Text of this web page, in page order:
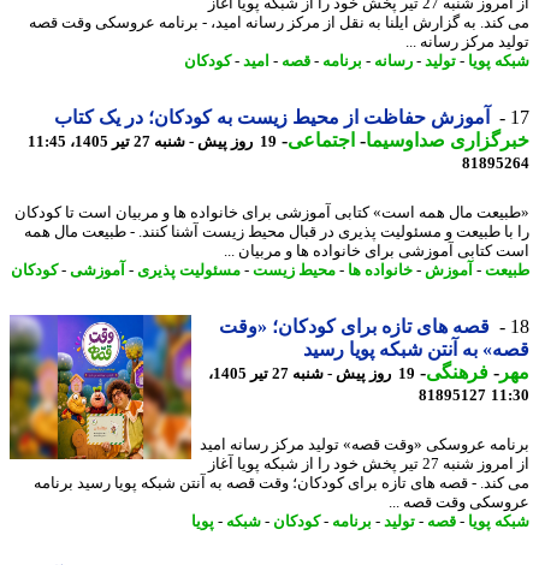
از امروز شنبه 27 تیر پخش خود را از شبکه پویا آغاز
به گزارش ایلنا به نقل از مرکز رسانه امید، - برنامه عروسکی وقت قصه
مرکز رسانه ...
پویا-تولید-رسانه-برنامه -قصه -امید -کودکان
آموزش حفاظت از محیط زیست به کودکان؛ در یک کتاب
صداوسیما-اجتماعی-19 روز پیش - شنبه 27 تیر 1405، 11:45
مال همه است» کتابی آموزشی برای خانواده ها و مربیان است تا کودکان
طبیعت و مسئولیت پذیری در قبال محیط زیست آشنا کنند. - طبیعت مال همه
کتابی آموزشی برای خانواده ها و مربیان ...
-آموزش-خانواده ها- محیط زیست-مسئولیت پذیری- آموزشی -کودکان
قصه های تازه برای کودکان؛ «وقت
به آنتن شبکه پویا رسید
-فرهنگی-
19 روز پیش - شنبه 27 تیر 1405،
81895127
عروسکی «وقت قصه» تولید مرکز رسانه امید
از امروز شنبه 27 تیر پخش خود را از شبکه پویا آغاز
- قصه های تازه برای کودکان؛ وقت قصه به آنتن شبکه پویا رسید برنامه
وقت قصه ...
پویا-قصه -تولید-برنامه -کودکان-شبکه-پویا